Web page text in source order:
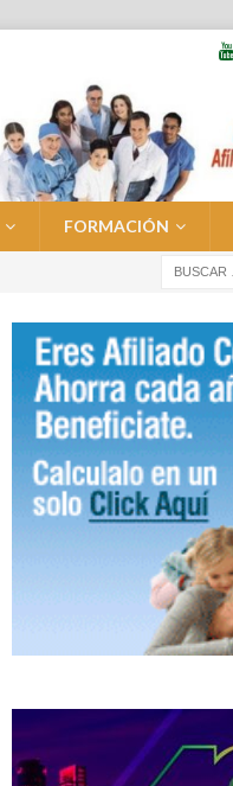
FORMACIÓN